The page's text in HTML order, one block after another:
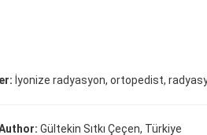
İyonize radyasyon, ortopedist,
Gültekin Sıtkı Çeçen, Türkiye